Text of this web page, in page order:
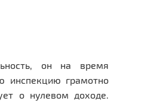
он на время
инспекцию грамотно
о нулевом доходе.